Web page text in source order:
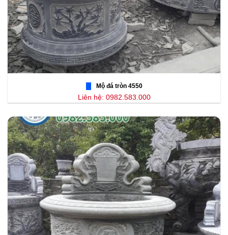
Mộ đá tròn 4550
Liên hệ: 0982.583.000